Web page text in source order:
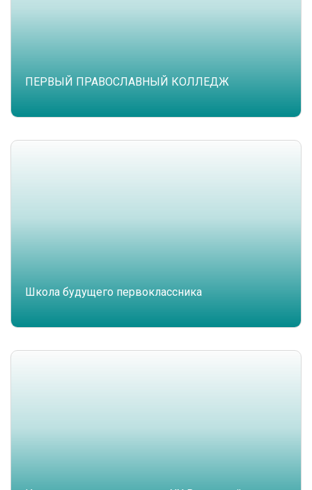
ПЕРВЫЙ ПРАВОСЛАВНЫЙ КОЛЛЕДЖ
Школа будущего первоклассника